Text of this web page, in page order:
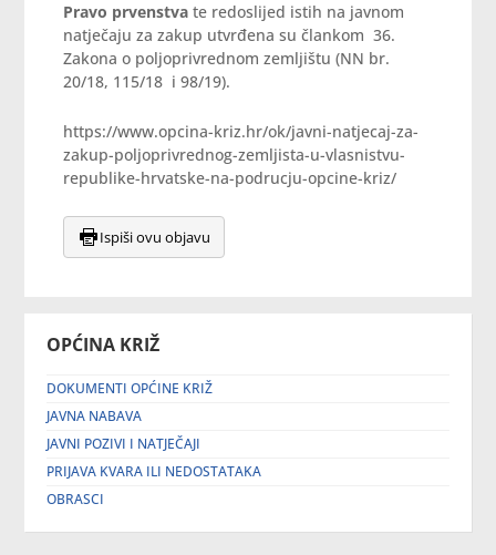
OPĆINA KRIŽ
DOKUMENTI OPĆINE KRIŽ
JAVNA NABAVA
JAVNI POZIVI I NATJEČAJI
PRIJAVA KVARA ILI NEDOSTATAKA
OBRASCI
Pravo prvenstva te redoslijed istih na javnom
natječaju za zakup utvrđena su člankom 36.
Zakona o poljoprivrednom zemljištu (NN br.
20/18, 115/18 i 98/19).
https://www.opcina-kriz.hr/ok/javni-natjecaj-za-
zakup-poljoprivrednog-zemljista-u-vlasnistvu-
republike-hrvatske-na-podrucju-opcine-kriz/
Ispiši ovu objavu